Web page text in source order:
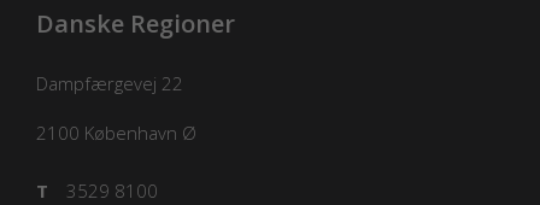
Danske Regioner
Dampfærgevej 22
2100 København Ø
3529 8100
T